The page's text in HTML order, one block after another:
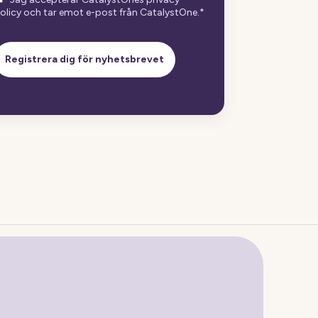
och tar emot e-post från CatalystOne.*